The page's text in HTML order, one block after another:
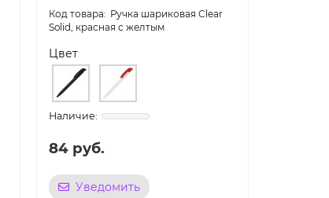
Ручка шариковая Clear
Solid, красная с желтым
Цвет
84 руб.
Уведомить